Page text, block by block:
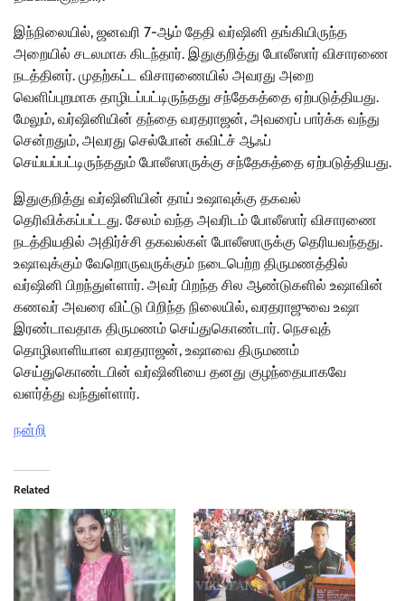
இந்நிலையில், ஜனவரி 7-ஆம் தேதி வர்ஷினி தங்கியிருந்த
அறையில் சடலமாக கிடந்தார். இதுகுறித்து போலீஸார் விசாரணை
நடத்தினர். முதற்கட்ட விசாரணையில் அவரது அறை
வெளிப்புறமாக தாழிடப்பட்டிருந்தது சந்தேகத்தை ஏற்படுத்தியது.
மேலும், வர்ஷினியின் தந்தை வரதராஜன், அவரைப் பார்க்க வந்து
சென்றதும், அவரது செல்போன் சுவிட்ச் ஆஃப்
செய்யப்பட்டிருந்ததும் போலீஸாருக்கு சந்தேகத்தை ஏற்படுத்தியது.
இதுகுறித்து வர்ஷினியின் தாய் உஷாவுக்கு தகவல்
தெரிவிக்கப்பட்டது. சேலம் வந்த அவரிடம் போலீஸார் விசாரணை
நடத்தியதில் அதிர்ச்சி தகவல்கள் போலீஸாருக்கு தெரியவந்தது.
உஷாவுக்கும் வேறொருவருக்கும் நடைபெற்ற திருமணத்தில்
வர்ஷினி பிறந்துள்ளார். அவர் பிறந்த சில ஆண்டுகளில் உஷாவின்
கணவர் அவரை விட்டு பிறிந்த நிலையில், வரதராஜுவை உஷா
இரண்டாவதாக திருமணம் செய்துகொண்டார். நெசவுத்
தொழிலாளியான வரதராஜன், உஷாவை திருமணம்
செய்துகொண்டபின் வர்ஷினியை தனது குழந்தையாகவே
வளர்த்து வந்துள்ளார்.
நன்றி
Related